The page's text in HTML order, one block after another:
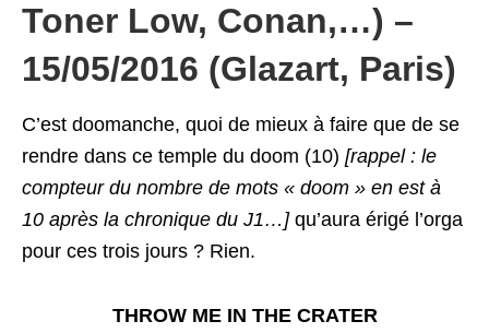
enter:
Toner Low, Conan,…) –
15/05/2016 (Glazart, Paris)
C’est doomanche, quoi de mieux à faire que de se
rendre dans ce temple du doom (10) [rappel : le
compteur du nombre de mots « doom » en est à
10 après la chronique du J1…] qu’aura érigé l’orga
pour ces trois jours ? Rien.
THROW ME IN THE CRATER